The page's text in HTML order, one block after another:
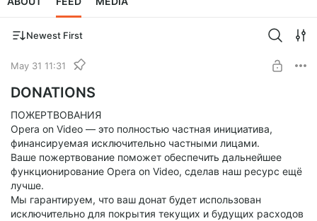
Newest First
May 31 11:31
DONATIONS
ПОЖЕРТВОВАНИЯ
Opera on Video — это полностью частная инициатива,
финансируемая исключительно частными лицами.
Ваше пожертвование поможет обеспечить дальнейшее
функционирование Opera on Video, сделав наш ресурс ещё
лучше.
Мы гарантируем, что ваш донат будет использован
исключительно для покрытия текущих и будущих расходов